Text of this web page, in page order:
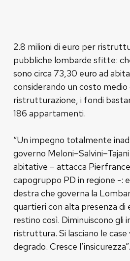
2.8 milioni di euro per
pubbliche lombarde sfitte:
sono circa 73,30 euro ad
considerando un costo medio
ristrutturazione, i fondi
186 appartamenti.
“Un impegno totalmente
governo
abitative – attacca
capogruppo PD in regione -:
destra che governa la
quartieri con alta presenza di
restino così. Diminuiscono gli
ristruttura. Si lasciano le
degrado. Cresce l’insicurezza”.